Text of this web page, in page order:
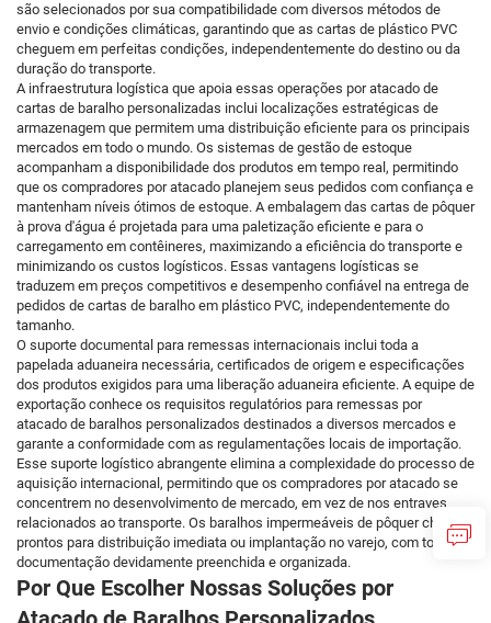
são selecionados por sua compatibilidade com diversos métodos de
envio e condições climáticas, garantindo que as cartas de plástico PVC
cheguem em perfeitas condições, independentemente do destino ou da
duração do transporte.
A infraestrutura logística que apoia essas operações por atacado de
cartas de baralho personalizadas inclui localizações estratégicas de
armazenagem que permitem uma distribuição eficiente para os principais
mercados em todo o mundo. Os sistemas de gestão de estoque
acompanham a disponibilidade dos produtos em tempo real, permitindo
que os compradores por atacado planejem seus pedidos com confiança e
mantenham níveis ótimos de estoque. A embalagem das cartas de pôquer
à prova d'água é projetada para uma paletização eficiente e para o
carregamento em contêineres, maximizando a eficiência do transporte e
minimizando os custos logísticos. Essas vantagens logísticas se
traduzem em preços competitivos e desempenho confiável na entrega de
pedidos de cartas de baralho em plástico PVC, independentemente do
tamanho.
O suporte documental para remessas internacionais inclui toda a
papelada aduaneira necessária, certificados de origem e especificações
dos produtos exigidos para uma liberação aduaneira eficiente. A equipe de
exportação conhece os requisitos regulatórios para remessas por
atacado de baralhos personalizados destinados a diversos mercados e
garante a conformidade com as regulamentações locais de importação.
Esse suporte logístico abrangente elimina a complexidade do processo de
aquisição internacional, permitindo que os compradores por atacado se
concentrem no desenvolvimento de mercado, em vez de nos entraves
relacionados ao transporte. Os baralhos impermeáveis de pôquer chegam
prontos para distribuição imediata ou implantação no varejo, com toda a
documentação devidamente preenchida e organizada.
Por Que Escolher Nossas Soluções por